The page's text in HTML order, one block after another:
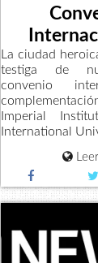
La ciudad
testiga de
convenio
Imperial
International